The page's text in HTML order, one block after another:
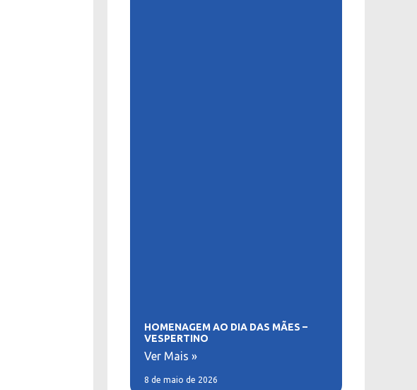
HOMENAGEM AO DIA DAS MÃES –
VESPERTINO
Ver Mais »
8 de maio de 2026